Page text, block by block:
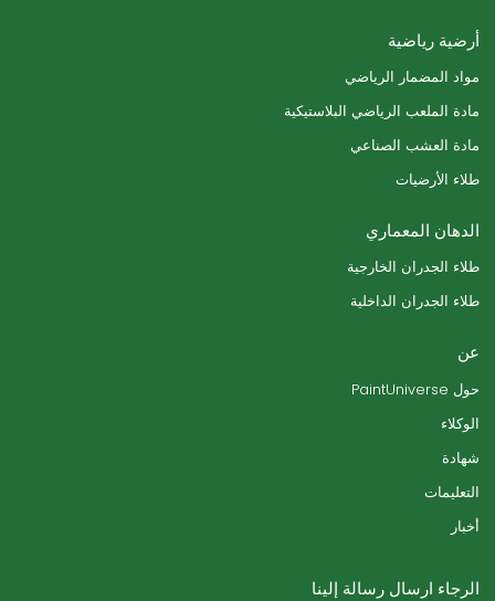
أرضية رياضية
مواد المضمار الرياضي
مادة الملعب الرياضي البلاستيكية
مادة العشب الصناعي
طلاء الأرضيات
الدهان المعماري
طلاء الجدران الخارجية
طلاء الجدران الداخلية
عن
حول PaintUniverse
الوكلاء
شهادة
التعليمات
أخبار
الرجاء ارسال رسالة إلينا